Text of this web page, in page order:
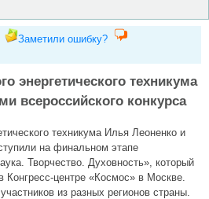
Заметили ошибку?
энергетического техникума
всероссийского конкурса
техникума Илья Леоненко и
на финальном этапе
Творчество. Духовность», который
Конгресс-центре «Космос» в Москве.
из разных регионов страны.